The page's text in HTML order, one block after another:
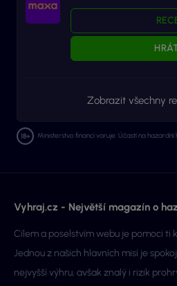
Zobrazit všechny
Ministerstvo financí varuje: Účastí na hazardní
Vyhraj.cz - Největší magazín o
Cílem a poselstvím webu je pomoci ti
Jednou z našich hlavních misí je
nejvyšší výhru, avšak znalý i rizik